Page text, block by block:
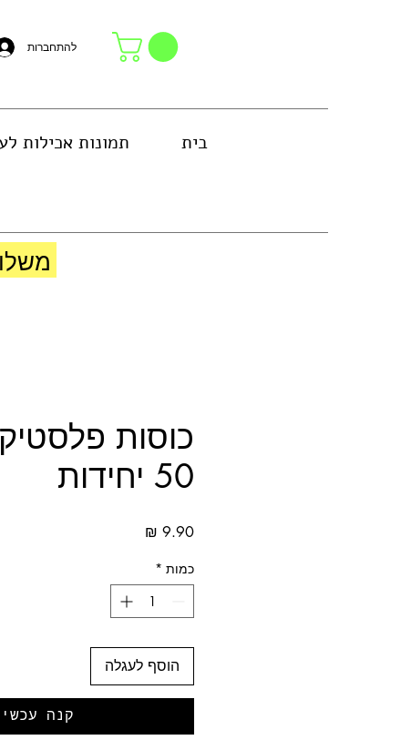
להתחברות
בית תמונות אכילות
כוסות
50 יחידות
כמות *
הוסף לעגלה
קנה